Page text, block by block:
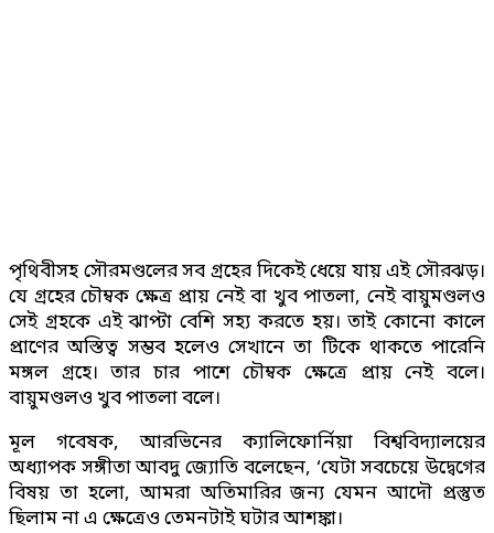
পৃথিবীসহ সৌরমণ্ডলের সব গ্রহের দিকেই ধেয়ে যায় এই সৌরঝড়।
যে গ্রহের চৌম্বক ক্ষেত্র প্রায় নেই বা খুব পাতলা, নেই বায়ুমণ্ডলও
সেই গ্রহকে এই ঝাপ্টা বেশি সহ্য করতে হয়। তাই কোনো কালে
প্রাণের অস্তিত্ব সম্ভব হলেও সেখানে তা টিকে থাকতে পারেনি
মঙ্গল গ্রহে। তার চার পাশে চৌম্বক ক্ষেত্রে প্রায় নেই বলে।
বায়ুমণ্ডলও খুব পাতলা বলে।
মূল গবেষক, আরভিনের ক্যালিফোর্নিয়া বিশ্ববিদ্যালয়ের
অধ্যাপক সঙ্গীতা আবদু জ্যোতি বলেছেন, ‘যেটা সবচেয়ে উদ্বেগের
বিষয় তা হলো, আমরা অতিমারির জন্য যেমন আদৌ প্রস্তুত
ছিলাম না এ ক্ষেত্রেও তেমনটাই ঘটার আশঙ্কা।